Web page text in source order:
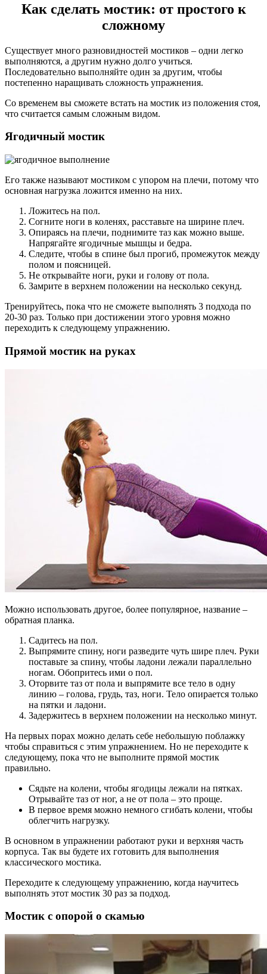
Как сделать мостик: от простого к
сложному
Существует много разновидностей мостиков – одни легко
выполняются, а другим нужно долго учиться.
Последовательно выполняйте один за другим, чтобы
постепенно наращивать сложность упражнения.
Со временем вы сможете встать на мостик из положения стоя,
что считается самым сложным видом.
Ягодичный мостик
Его также называют мостиком с упором на плечи, потому что
основная нагрузка ложится именно на них.
Ложитесь на пол.
Согните ноги в коленях, расставьте на ширине плеч.
Опираясь на плечи, поднимите таз как можно выше.
Напрягайте ягодичные мышцы и бедра.
Следите, чтобы в спине был прогиб, промежуток между
полом и поясницей.
Не открывайте ноги, руки и голову от пола.
Замрите в верхнем положении на несколько секунд.
Тренируйтесь, пока что не сможете выполнять 3 подхода по
20-30 раз. Только при достижении этого уровня можно
переходить к следующему упражнению.
Прямой мостик на руках
Можно использовать другое, более популярное, название –
обратная планка.
Садитесь на пол.
Выпрямите спину, ноги разведите чуть шире плеч. Руки
поставьте за спину, чтобы ладони лежали параллельно
ногам. Обопритесь ими о пол.
Оторвите таз от пола и выпрямите все тело в одну
линию – голова, грудь, таз, ноги. Тело опирается только
на пятки и ладони.
Задержитесь в верхнем положении на несколько минут.
На первых порах можно делать себе небольшую поблажку
чтобы справиться с этим упражнением. Но не переходите к
следующему, пока что не выполните прямой мостик
правильно.
Сядьте на колени, чтобы ягодицы лежали на пятках.
Отрывайте таз от ног, а не от пола – это проще.
В первое время можно немного сгибать колени, чтобы
облегчить нагрузку.
В основном в упражнении работают руки и верхняя часть
корпуса. Так вы будете их готовить для выполнения
классического мостика.
Переходите к следующему упражнению, когда научитесь
выполнять этот мостик 30 раз за подход.
Мостик с опорой о скамью